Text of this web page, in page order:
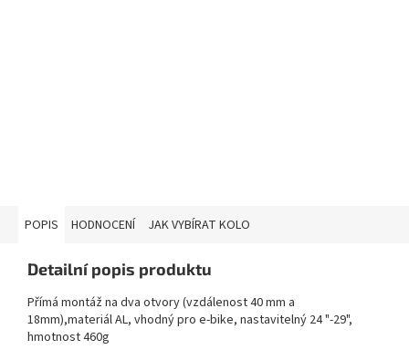
POPIS HODNOCENÍ JAK VYBÍRAT KOLO
Detailní popis produktu
Přímá montáž na dva otvory (vzdálenost 40 mm a
18mm),materiál AL, vhodný pro e-bike, nastavitelný 24 "-29",
hmotnost 460g